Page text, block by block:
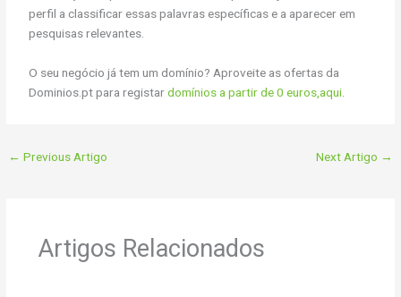
perfil a classificar essas palavras específicas e a aparecer em
pesquisas relevantes.
O seu negócio já tem um domínio? Aproveite as ofertas da
Dominios.pt para registardomínios a partir de 0 euros,aqui
← Previous Artigo Next Artigo →
Artigos Relacionados